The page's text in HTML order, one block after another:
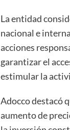
La entidad
nacional e
acciones
garantizar el
estimular la
Adocco destacó
aumento de